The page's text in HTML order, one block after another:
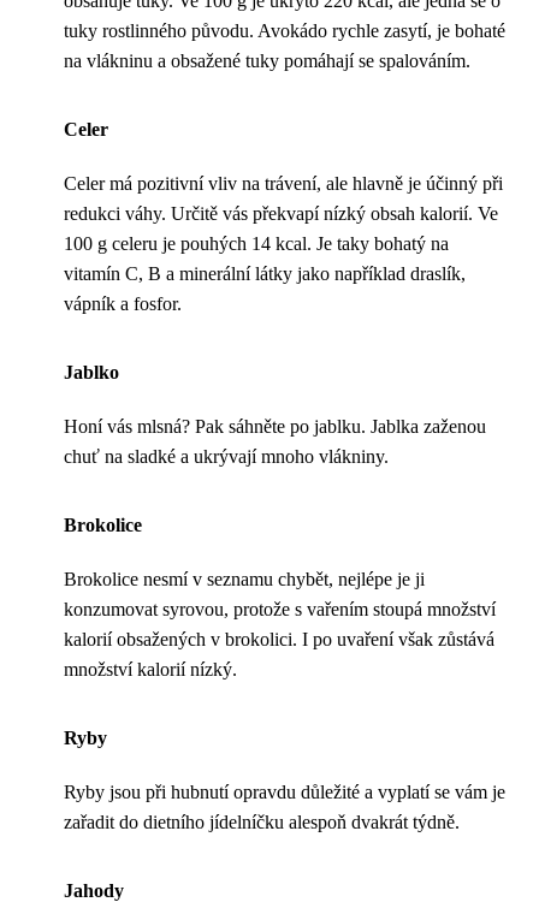
tuky rostlinného původu. Avokádo rychle zasytí, je bohaté
na vlákninu a obsažené tuky pomáhají se spalováním.
Celer
Celer má pozitivní vliv na trávení, ale hlavně je účinný při
redukci váhy. Určitě vás překvapí nízký obsah kalorií. Ve
100 g celeru je pouhých 14 kcal. Je taky bohatý na
vitamín C, B a minerální látky jako například draslík,
vápník a fosfor.
Jablko
Honí vás mlsná? Pak sáhněte po jablku. Jablka zaženou
chuť na sladké a ukrývají mnoho vlákniny.
Brokolice
Brokolice nesmí v seznamu chybět, nejlépe je ji
konzumovat syrovou, protože s vařením stoupá množství
kalorií obsažených v brokolici. I po uvaření však zůstává
množství kalorií nízký.
Ryby
Ryby jsou při hubnutí opravdu důležité a vyplatí se vám je
zařadit do dietního jídelníčku alespoň dvakrát týdně.
Jahody